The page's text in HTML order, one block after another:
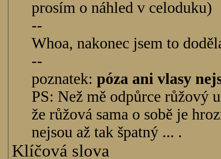
prosím o náhled v celoduku)
--
Whoa, nakonec jsem to
--
poznatek:póza ani vlasy
PS: Než mě odpůrce růžový
že růžová sama o sobě je
nejsou až tak špatný ... .
Klíčová slova